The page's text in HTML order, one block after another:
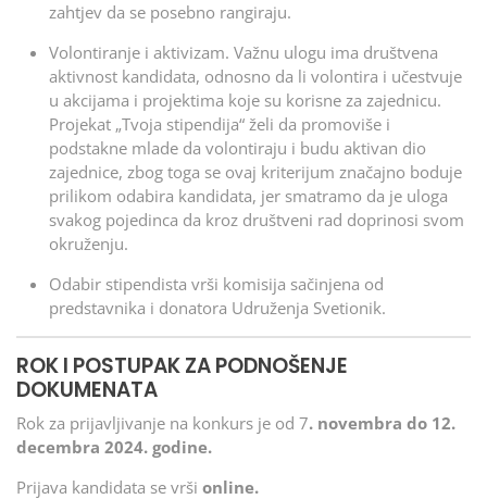
zahtjev da se posebno rangiraju.
Volontiranje i aktivizam. Važnu ulogu ima društvena
aktivnost kandidata, odnosno da li volontira i učestvuje
u akcijama i projektima koje su korisne za zajednicu.
Projekat „Tvoja stipendija“ želi da promoviše i
podstakne mlade da volontiraju i budu aktivan dio
zajednice, zbog toga se ovaj kriterijum značajno boduje
prilikom odabira kandidata, jer smatramo da je uloga
svakog pojedinca da kroz društveni rad doprinosi svom
okruženju.
Odabir stipendista vrši komisija sačinjena od
predstavnika i donatora Udruženja Svetionik.
ROK I POSTUPAK ZA PODNOŠENJE
DOKUMENATA
Rok za prijavljivanje na konkurs je od 7. novembra do 12.
decembra 2024. godine.
Prijava kandidata se vrši online.